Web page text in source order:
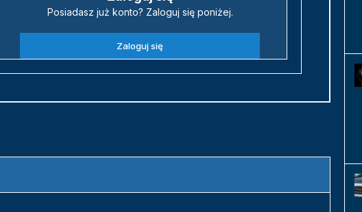
Posiadasz już konto? Zaloguj się poniżej.
Zaloguj się